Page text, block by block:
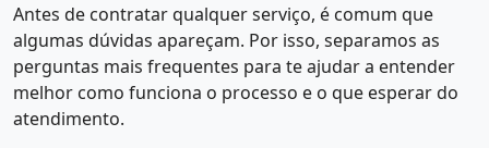
Antes de contratar qualquer serviço, é comum que
algumas dúvidas apareçam. Por isso, separamos as
perguntas mais frequentes para te ajudar a entender
melhor como funciona o processo e o que esperar do
atendimento.